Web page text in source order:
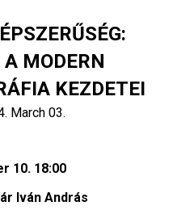
MODERN
KEZDETEI
March 03.
10. 18:00
Iván András